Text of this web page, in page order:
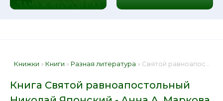
Книжки » Книги » Разная литература » Святой равноапостольный Николай Японский - Анна А. Маркова 📕 - Книга онлайн бесплатно
Книга Святой равноапостольный